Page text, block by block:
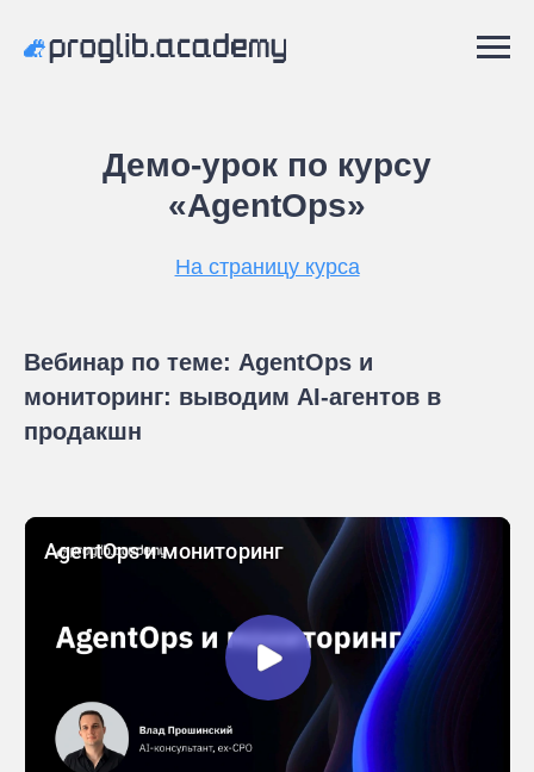
Демо-урок по курсу
«AgentOps»
На страницу курса
Вебинар по теме: AgentOps и
мониторинг: выводим AI-агентов в
продакшн